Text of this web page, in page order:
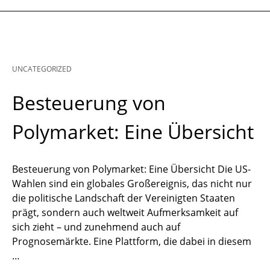
UNCATEGORIZED
Besteuerung von
Polymarket: Eine Übersicht
Besteuerung von Polymarket: Eine Übersicht Die US-
Wahlen sind ein globales Großereignis, das nicht nur
die politische Landschaft der Vereinigten Staaten
prägt, sondern auch weltweit Aufmerksamkeit auf
sich zieht – und zunehmend auch auf
Prognosemärkte. Eine Plattform, die dabei in diesem
…